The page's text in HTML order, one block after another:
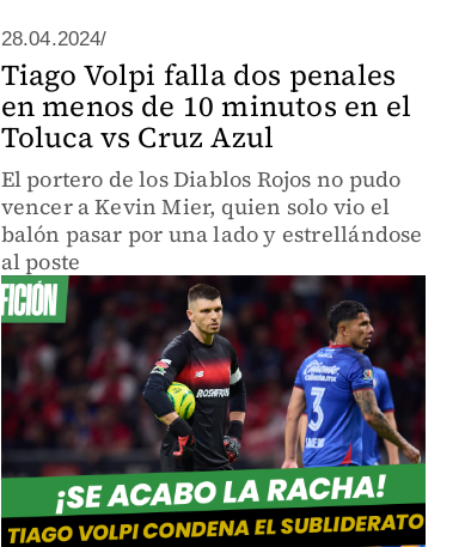
28.04.2024/
Tiago Volpi falla dos penales
en menos de 10 minutos en el
Toluca vs Cruz Azul
El portero de los Diablos Rojos no pudo
vencer a Kevin Mier, quien solo vio el
balón pasar por una lado y estrellándose
al poste